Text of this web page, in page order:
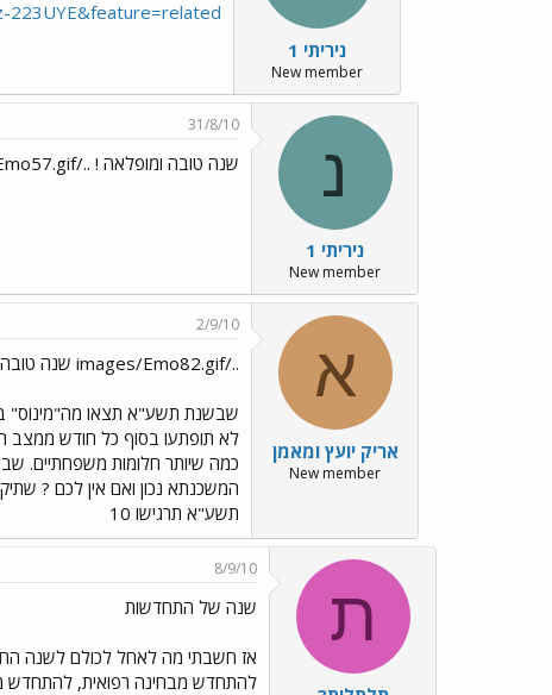
ניריתי 1
New member
223UYE&feature=related
נ
ניריתי 1
New member
31/8/10
שנה טובה ומופלאה ! ../images/Emo57.gif
א
אריק יועץ ומאמן
New member
2/9/10
../images/Emo82.gif שנה טובה וחיובית../images/Emo74.gif
שבשנת תשע"א תצאו מה"מינוס"
לא תופתעו בסוף כל חודש ממצב
כמה שיותר חלומות משפחתיים.
המשכנתא נכון ואם אין לכם ?
תשע"א תרגישו 10
ת
8/9/10
שנה של התחדשות
אז חשבתי מה לאחל לכולם לשנה
להתחדש מבחינה רפואית, להתחדש